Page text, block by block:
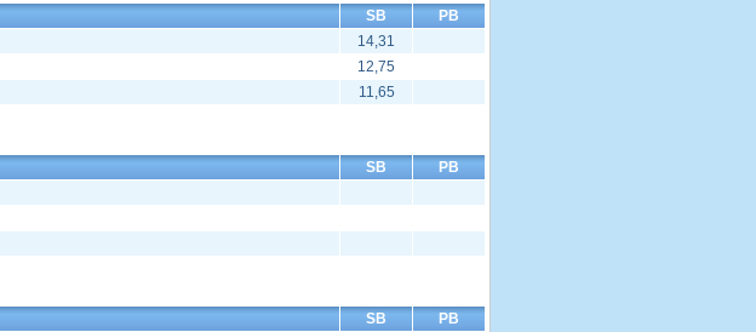
SB
PB
14,31
12,75
11,65
SB
PB
SB
PB